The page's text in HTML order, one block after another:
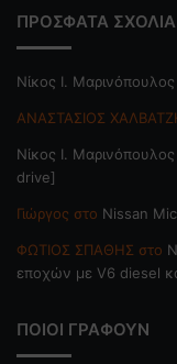
ΠΡΟΣΦΑΤΑ ΣΧΟΛΙΑ
Nίκος Ι. Mαρινόπουλος
ΑΝΑΣΤΑΣΙΟΣ
Nίκος Ι. Mαρινόπουλος
drive]
Γιώργος στο Nissan
ΦΩΤΙΟΣ ΣΠΑΘΗΣ στο
εποχών με V6 diesel
ΠΟΙΟΙ ΓΡΑΦΟΥΝ